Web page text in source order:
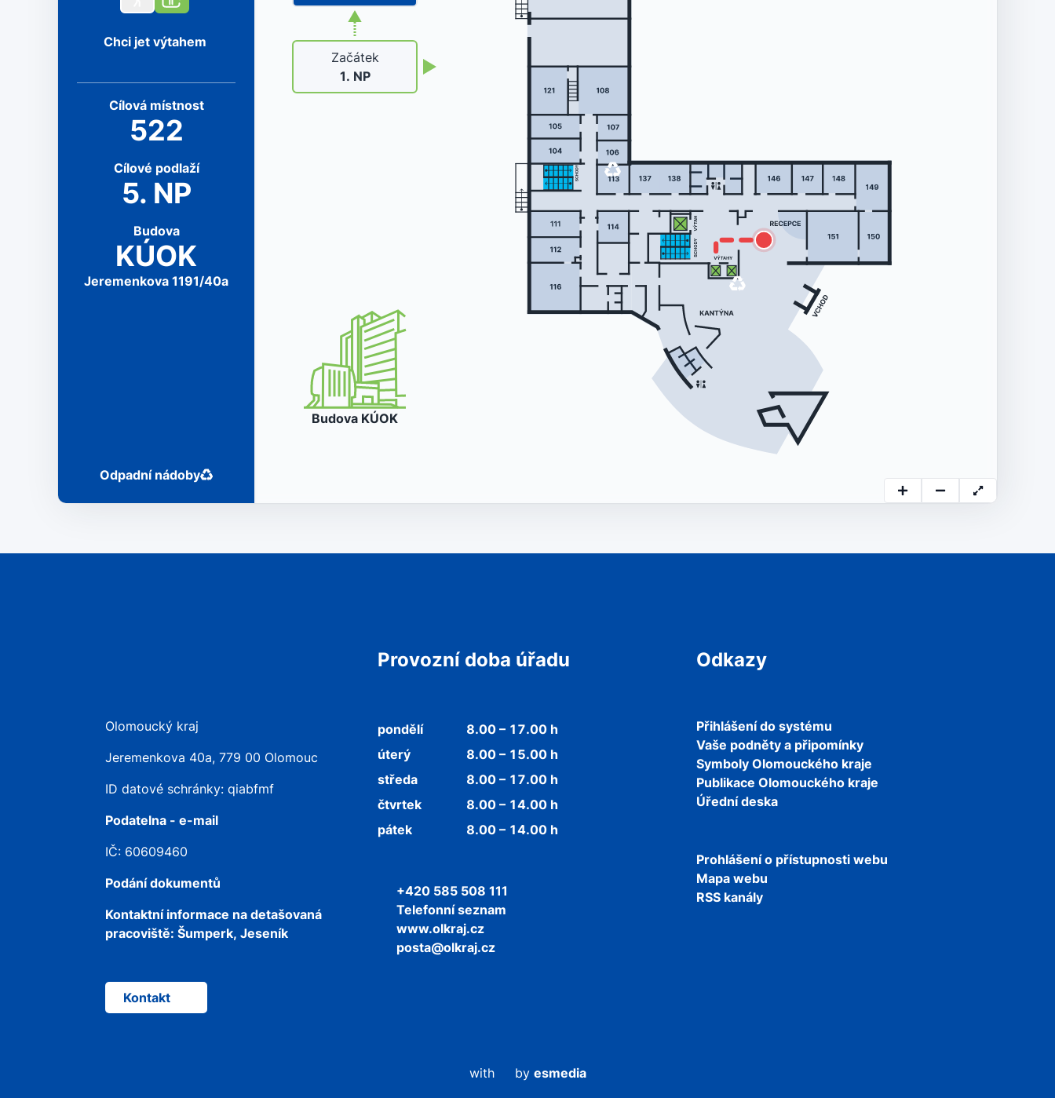
Chci jet výtahem
Cílovámístnost
522
Cílové podlaží
5. NP
Budova
KÚOK
Jeremenkova 1191/40a
Odpadní nádoby
Začátek
1. NP
Budova KÚOK
Olomoucký kraj
Jeremenkova 40a, 779 00 Olomouc
ID datové schránky: qiabfmf
Podatelna - e-mail
IČ: 60609460
Podání dokumentů
Kontaktní informace na detašovaná
pracoviště: Šumperk, Jeseník
Kontakt
Provozní doba úřadu
pondělí
8.00 – 17.00 h
úterý
8.00 – 15.00 h
středa
8.00 – 17.00 h
čtvrtek
8.00 – 14.00 h
pátek
8.00 – 14.00 h
+420 585 508 111
Telefonní seznam
www.olkraj.cz
posta@olkraj.cz
Odkazy
Přihlášení do systému
Vaše podněty a připomínky
Symboly Olomouckého kraje
Publikace Olomouckého kraje
Úřední deska
Prohlášení o přístupnosti webu
Mapa webu
RSS kanály
with by esmedia